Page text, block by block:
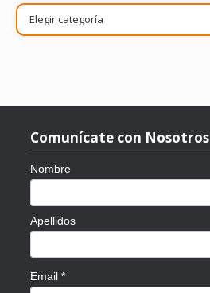
Publicaciones
por
tema
Comunícate con Nosotros
Nombre
Apellidos
Email *